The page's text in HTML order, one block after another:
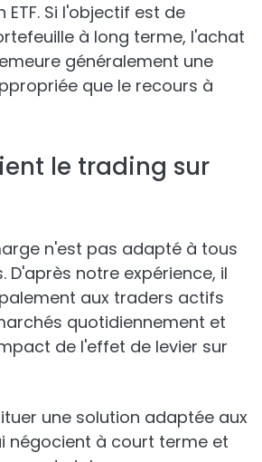
Si l'objectif est de
à long terme, l'achat
généralement une
que le recours à
le trading sur
n'est pas adapté à tous
D'après notre expérience, il
aux traders actifs
quotidiennement et
de l'effet de levier sur
une solution adaptée aux
négocient à court terme et